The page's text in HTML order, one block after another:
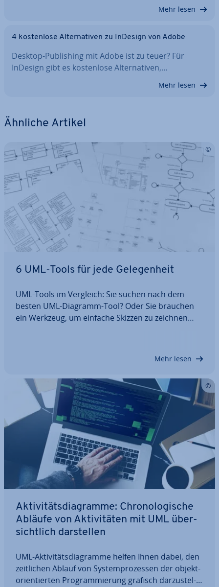
Mehr lesen
4 kos­ten­lo­se Al­ter­na­ti­ven zu InDesign von Adobe
Desktop-Pu­bli­shing mit Adobe ist zu teuer? Für
InDesign gibt es kos­ten­lo­se Al­ter­na­ti­ven,…
Mehr lesen
Ähnliche Artikel
6 UML-Tools für jede Ge­le­gen­heit
UML-Tools im Vergleich: Sie suchen nach dem
besten UML-Diagramm-Tool? Oder Sie brauchen
ein Werkzeug, um einfache Skizzen zu zeichnen
Templates für den UML-Standard. Egal, ob Sie
Mehr lesen
Ak­ti­vi­täts­dia­gram­me: Chro­no­lo­gi­sche
Abläufe von Ak­ti­vi­tä­ten mit UML über­
sicht­lich dar­stel­len
UML-Ak­ti­vi­täts­dia­gram­me helfen Ihnen dabei, den
zeit­li­chen Ablauf von Sys­tem­pro­zes­sen der ob­jekt­
ori­en­tier­ten Pro­gram­mie­rung grafisch dar­zu­stel­